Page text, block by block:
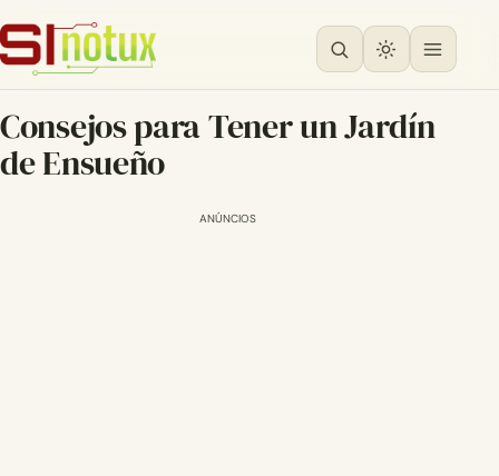
Consejos para Tener un Jardín
de Ensueño
ANÚNCIOS